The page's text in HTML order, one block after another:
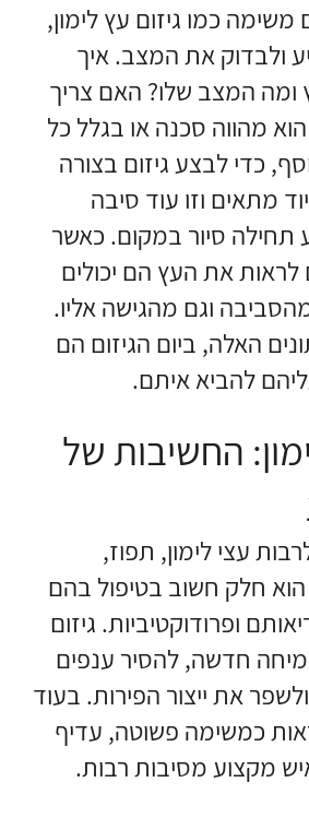
כמו גיזום עץ לימון,
ולבדוק את המצב. איך
המצב שלו? האם צריך
הוא מהווה סכנה או בגלל כל
כדי לבצע גיזום בצורה
מתאים וזו עוד סיבה
תחילה סיור במקום. כאשר
לראות את העץ הם יכולים
וגם מהגישה אליו.
האלה, ביום הגיזום הם
להביא איתם.
החשיבות של
עצי לימון, תפוז,
הוא חלק חשוב בטיפול בהם
ופרודוקטיביות. גיזום
צמיחה חדשה, להסיר ענפים
את ייצור הפירות. בעוד
כמשימה פשוטה, עדיף
מקצוע מסיבות רבות.